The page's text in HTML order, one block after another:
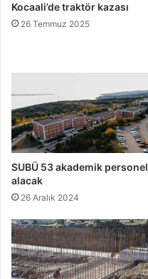
Kocaali’de traktör kazası
26 Temmuz 2025
SUBÜ 53 akademik personel
alacak
26 Aralık 2024